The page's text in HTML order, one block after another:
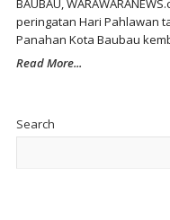
BAUBAU,
peringatan Hari Pahlawan
Panahan Kota Baubau
Read More...
Search